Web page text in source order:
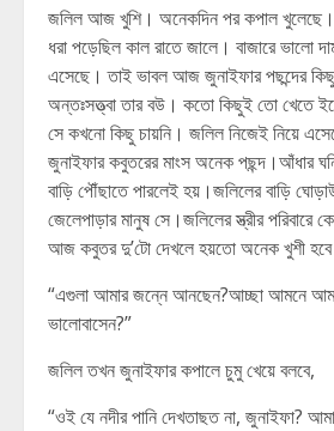
জলিল আজ খুশি। অনেকদিন পর কপাল
ধরা পড়েছিল কাল রাতে জালে। বাজারে ভালো
এসেছে। তাই ভাবল আজ জুনাইফার পছন্দের
অন্তঃসত্ত্বা তার বউ। কতো কিছুই তো খেতে
সে কখনো কিছু চায়নি। জলিল নিজেই নিয়ে
জুনাইফার কবুতরের মাংস অনেক পছন্দ।আঁধার
বাড়ি পৌঁছাতে পারলেই হয়।জলিলের বাড়ি
জেলেপাড়ার মানুষ সে।জলিলের স্ত্রীর
আজ কবুতর দু’টো দেখলে হয়তো অনেক খুশী
“এগুলা আমার জন্নে আনছেন?আচ্ছা আমনে
ভালোবাসেন?”
জলিল তখন জুনাইফার কপালে চুমু খেয়ে বলবে,
“ওই যে নদীর পানি দেখতাছত না, জুনাইফা?